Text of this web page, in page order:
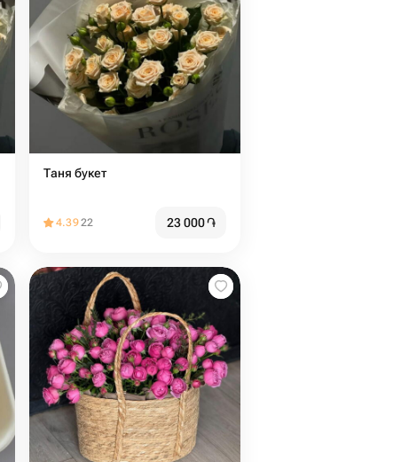
Таня букет
4.3922 23 000֏